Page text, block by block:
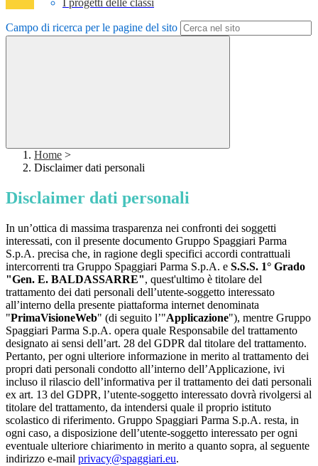
I progetti delle classi
Campo di ricerca per le pagine del sito
Home >
Disclaimer dati personali
Disclaimer dati personali
In un’ottica di massima trasparenza nei confronti dei soggetti
interessati, con il presente documento Gruppo Spaggiari Parma
S.p.A. precisa che, in ragione degli specifici accordi contrattuali
intercorrenti tra Gruppo Spaggiari Parma S.p.A. e S.S.S. 1° Grado
"Gen. E. BALDASSARRE", quest'ultimo è titolare del
trattamento dei dati personali dell’utente-soggetto interessato
all’interno della presente piattaforma internet denominata
"PrimaVisioneWeb" (di seguito l’"Applicazione"), mentre Gruppo
Spaggiari Parma S.p.A. opera quale Responsabile del trattamento
designato ai sensi dell’art. 28 del GDPR dal titolare del trattamento.
Pertanto, per ogni ulteriore informazione in merito al trattamento dei
propri dati personali condotto all’interno dell’Applicazione, ivi
incluso il rilascio dell’informativa per il trattamento dei dati personali
ex art. 13 del GDPR, l’utente-soggetto interessato dovrà rivolgersi al
titolare del trattamento, da intendersi quale il proprio istituto
scolastico di riferimento. Gruppo Spaggiari Parma S.p.A. resta, in
ogni caso, a disposizione dell’utente-soggetto interessato per ogni
eventuale ulteriore chiarimento in merito a quanto sopra, al seguente
indirizzo e-mail privacy@spaggiari.eu.